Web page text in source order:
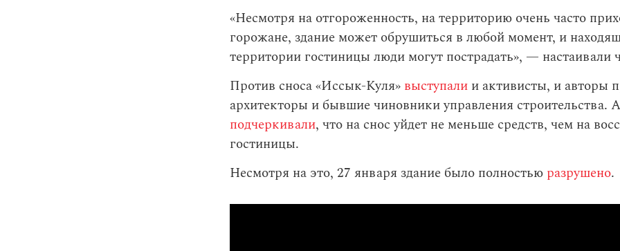
«Несмотря на отгороженность, на территорию очень часто
горожане, здание может обрушиться в любой момент, и
территории гостиницы люди могут пострадать», — настаивали
Против сноса «Иссык-Куля» выступали и активисты, и авторы
архитекторы и бывшие чиновники управления строительства.
подчеркивали, что на снос уйдет не меньше средств, чем на
гостиницы.
Несмотря на это, 27 января здание было полностью разрушено.